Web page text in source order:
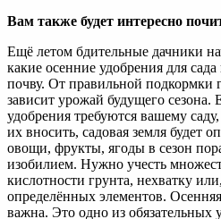
Вам также будет интересно
Ещё летом бдительные дачники
какие осенние удобрения для
почву. От правильной подкормки
зависит урожай будущего сезона.
удобрения требуются вашему
их вносить, садовая земля будет
овощи, фрукты, ягоды в сезон
изобилием. Нужно учесть
кислотности грунта, нехватку
определённых элементов.
важна. Это одно из обязательных